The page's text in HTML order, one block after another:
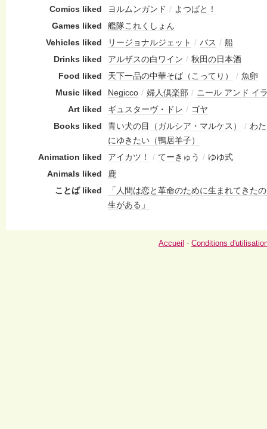
Comics liked ヨルムンガンド / よつばと！
Games liked
艦隊これくしょん
Vehicles liked
リージョナルジェット / バス / 船
Drinks liked
アルザスの白ワイン / 秋田の日本酒
Food liked
天下一品の中華そば（こってり） / 魚卵
Music liked
Negicco / 婦人倶楽部 / ニール アンド イ
Art liked
ギュスターヴ・ドレ / ゴヤ
Books liked
青い犬の目（ガルシア・マルケス） / わ
にゆきたい（鴨居羊子）
Animation liked
アイカツ！ / てーきゅう / ゆゆ式
Animals liked
鹿
ことば liked
「人間は恋と革命のために生まれてきた
生がある」
Accueil - Conditions